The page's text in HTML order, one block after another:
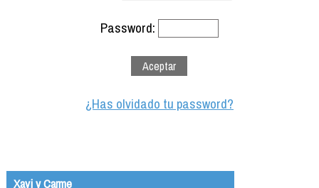
Password:
¿Has olvidado tu password?
Xavi y Carme